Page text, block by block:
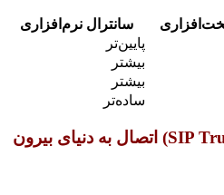
سانترال نرم‌افزاری
پایین‌تر
بیشتر
بیشتر
ساده‌تر
سرویس سیپ ترانک (SIP Trunk) اتصال به دنیای بیرون